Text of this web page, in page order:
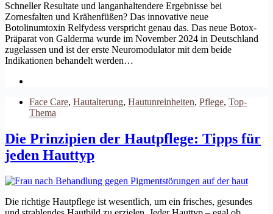
Schneller Resultate und langanhaltendere Ergebnisse bei
Zornesfalten und Krähenfüßen? Das innovative neue
Botolinumtoxin Relfydess verspricht genau das. Das neue Botox-
Präparat von Galderma wurde im November 2024 in Deutschland
zugelassen und ist der erste Neuromodulator mit dem beide
Indikationen behandelt werden…
Face Care, Hautalterung, Hautunreinheiten, Pflege, Top-
Thema
Die Prinzipien der Hautpflege: Tipps für
jeden Hauttyp
Die richtige Hautpflege ist wesentlich, um ein frisches, gesundes